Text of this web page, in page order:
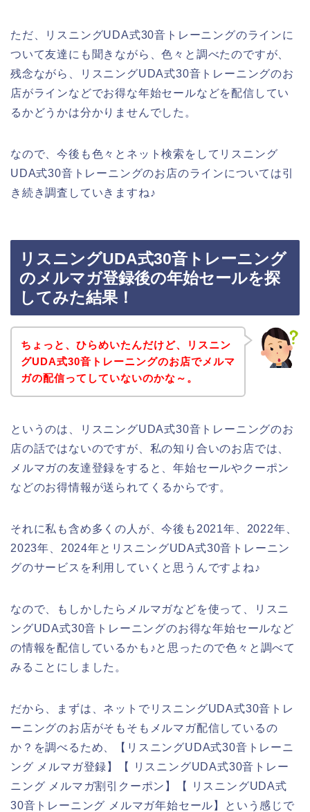
ただ、リスニングUDA式30音トレーニングのラインに
ついて友達にも聞きながら、色々と調べたのですが、
残念ながら、リスニングUDA式30音トレーニングのお
店がラインなどでお得な年始セールなどを配信してい
るかどうかは分かりませんでした。
なので、今後も色々とネット検索をしてリスニング
UDA式30音トレーニングのお店のラインについては引
き続き調査していきますね♪
リスニングUDA式30音トレーニング
のメルマガ登録後の年始セールを探
してみた結果！
ちょっと、ひらめいたんだけど、リスニン
グUDA式30音トレーニングのお店でメルマ
ガの配信ってしていないのかな～。
というのは、リスニングUDA式30音トレーニングのお
店の話ではないのですが、私の知り合いのお店では、
メルマガの友達登録をすると、年始セールやクーポン
などのお得情報が送られてくるからです。
それに私も含め多くの人が、今後も2021年、2022年、
2023年、2024年とリスニングUDA式30音トレーニン
グのサービスを利用していくと思うんですよね♪
なので、もしかしたらメルマガなどを使って、リスニ
ングUDA式30音トレーニングのお得な年始セールなど
の情報を配信しているかも♪と思ったので色々と調べて
みることにしました。
だから、まずは、ネットでリスニングUDA式30音トレ
ーニングのお店がそもそもメルマガ配信しているの
か？を調べるため、【リスニングUDA式30音トレーニ
ング メルマガ登録】【 リスニングUDA式30音トレー
ニング メルマガ割引クーポン】【 リスニングUDA式
30音トレーニング メルマガ年始セール】という感じで